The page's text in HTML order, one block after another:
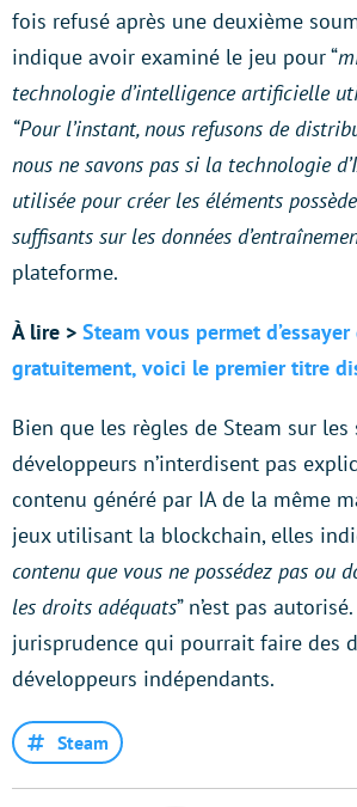
fois refusé après une deuxième
indique avoir examiné le jeu pour “
technologie d’intelligence artificielle
“Pour l’instant, nous refusons de
nous ne savons pas si la technologie
utilisée pour créer les éléments
suffisants sur les données
plateforme.
À lire > Steam vous permet
gratuitement, voici le premier titre
Bien que les règles de Steam sur
développeurs n’interdisent pas
contenu généré par IA de la même
jeux utilisant la blockchain, elles
contenu que vous ne possédez pas ou
les droits adéquats” n’est pas
jurisprudence qui pourrait faire des
développeurs indépendants.
Steam